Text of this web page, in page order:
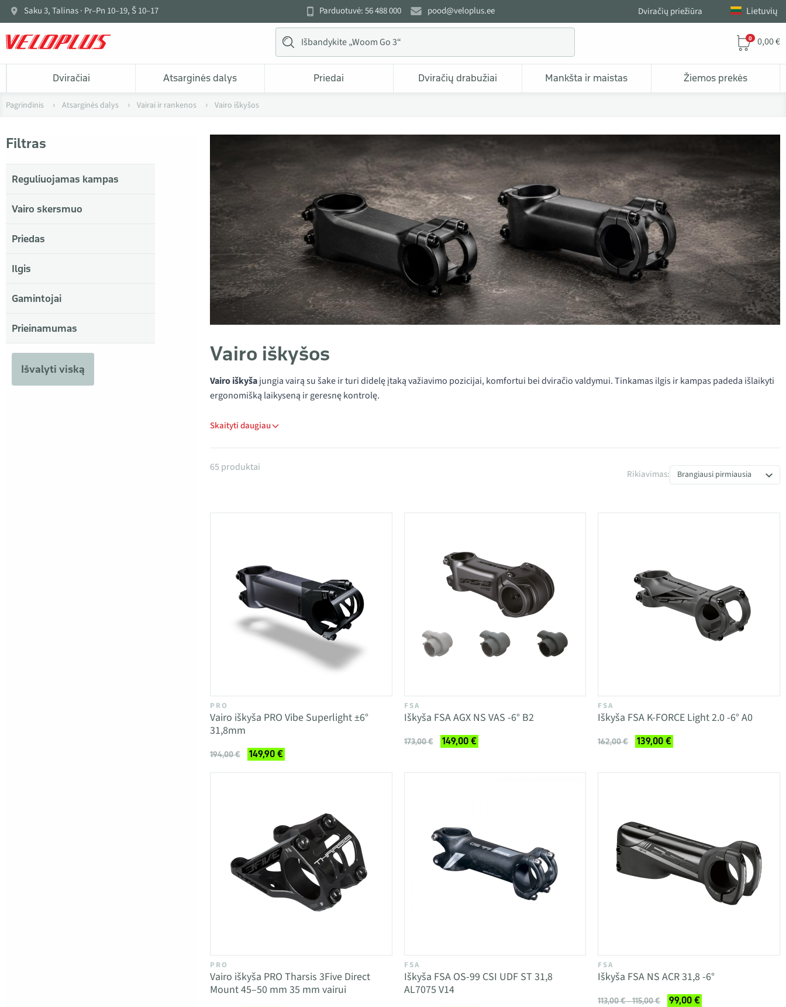
Saku 3, Talinas · Pr–Pn 10–19, Š 10–17 Parduotuvė: 56 488 000 pood@veloplus.ee Dviračių priežiūra Lietuvių
0 0,00 €
Dviračiai Atsarginės dalys Priedai Dviračių drabužiai Mankšta ir maistas Žiemos prekės
Pagrindinis Atsarginės dalys Vairai ir rankenos Vairo iškyšos
Vairo iškyšos
Vairo iškyšajungia vairą su šake ir turi didelę įtaką važiavimo pozicijai, komfortui bei dviračio valdymui. Tinkamas ilgis ir kampas padeda išlaikyti
ergonomišką laikyseną ir geresnę kontrolę.
Skaityti daugiau
Filtras
Reguliuojamas kampas
Vairo skersmuo
Priedas
Ilgis
Gamintojai
Prieinamumas
Išvalyti viską
Produktai kategorijoje Vairo iškyšos
65 produktai
Rikiavimas: Brangiausi pirmiausia
PRO
Vairo iškyša PRO Vibe Superlight ±6°
31,8mm
194,00 € 149,90 €
FSA
Iškyša FSA AGX NS VAS -6° B2
173,00 € 149,00 €
FSA
Iškyša FSA K-FORCE Light 2.0 -6° A0
162,00 € 139,00 €
PRO
Vairo iškyša PRO Tharsis 3Five Direct
Mount 45–50 mm 35 mm vairui
FSA
Iškyša FSA OS-99 CSI UDF ST 31,8
AL7075 V14
FSA
Iškyša FSA NS ACR 31,8 -6°
113,00 € - 115,00 € 99,00 €